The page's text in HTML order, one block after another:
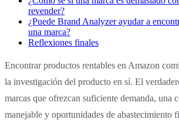
revender?
¿Puede Brand Analyzer ayudar a
una marca?
Reflexiones finales
Encontrar productos rentables en Amazon
la investigación del producto en sí. El
marcas que ofrezcan suficiente demanda, una
manejable y oportunidades de abastecimiento